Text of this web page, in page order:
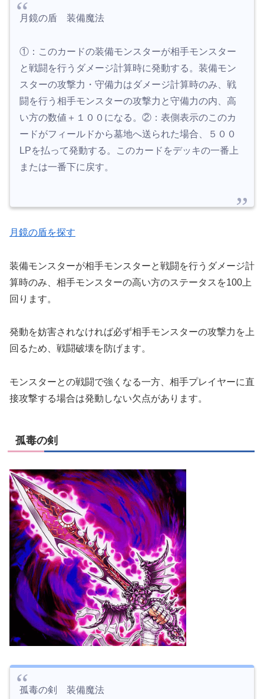
月鏡の盾 装備魔法
①：このカードの装備モンスターが相手モンスター
と戦闘を行うダメージ計算時に発動する。装備モン
スターの攻撃力・守備力はダメージ計算時のみ、戦
闘を行う相手モンスターの攻撃力と守備力の内、高
い方の数値＋１００になる。②：表側表示のこのカ
ードがフィールドから墓地へ送られた場合、５００
LPを払って発動する。このカードをデッキの一番上
または一番下に戻す。
月鏡の盾を探す
装備モンスターが相手モンスターと戦闘を行うダメージ計
算時のみ、相手モンスターの高い方のステータスを100上
回ります。
発動を妨害されなければ必ず相手モンスターの攻撃力を上
回るため、戦闘破壊を防げます。
モンスターとの戦闘で強くなる一方、相手プレイヤーに直
接攻撃する場合は発動しない欠点があります。
孤毒の剣
孤毒の剣 装備魔法